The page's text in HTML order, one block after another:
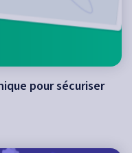
pour sécuriser